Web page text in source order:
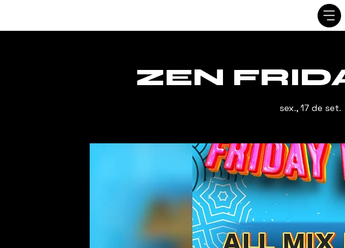
VIP
ZEN
sex., 17 de set.